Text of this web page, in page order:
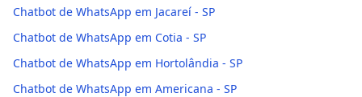
Chatbot de WhatsApp em Jacareí - SP
Chatbot de WhatsApp em Cotia - SP
Chatbot de WhatsApp em Hortolândia - SP
Chatbot de WhatsApp em Americana - SP